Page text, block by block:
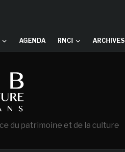
AGENDA RNCI ARCHIVES
du patrimoine et de la culture